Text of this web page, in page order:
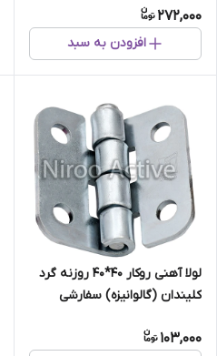
272,000
افزودن به سبد
لولا آهنی روکار ۴۰*۴۰ روزنه گرد
کلیندان (گالوانیزه) سفارشی
103,000